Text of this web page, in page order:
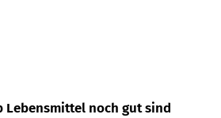
Lebensmittel noch gut sind